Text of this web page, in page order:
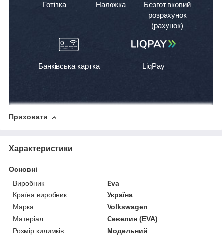
Готівка Наложка
Безготівковий
розрахунок
(рахунок)
Банківська картка LiqPay
Приховати
Характеристики
Основні
Виробник
Eva
Країна виробник
Україна
Марка
Volkswagen
Матеріал
Севелин (EVA)
Розмір килимків
Модельний